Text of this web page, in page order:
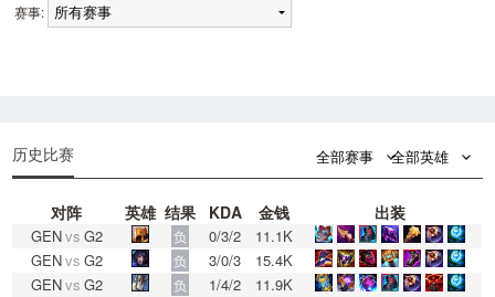
赛事:
历史比赛 全部赛事 全部英雄
对阵 英雄 结果 KDA 金钱 出装
GENvs G2 负 0/3/2
11.1K
GENvs G2 负 3/0/3
15.4K
GENvs G2 负 1/4/2
11.9K